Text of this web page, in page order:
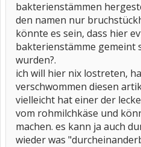
bakterienstämmen
den namen nur
könnte es sein, dass hier
bakterienstämme gemeint
wurden?.
ich will hier nix lostreten,
verschwommen diesen
vielleicht hat einer der
vom rohmilchkäse und
machen. es kann ja auch
wieder was